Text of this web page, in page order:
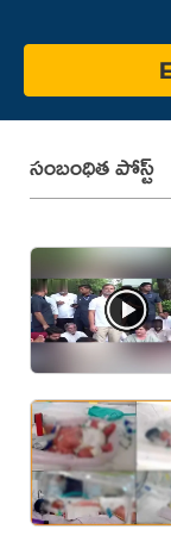
సంబంధిత పోస్ట్